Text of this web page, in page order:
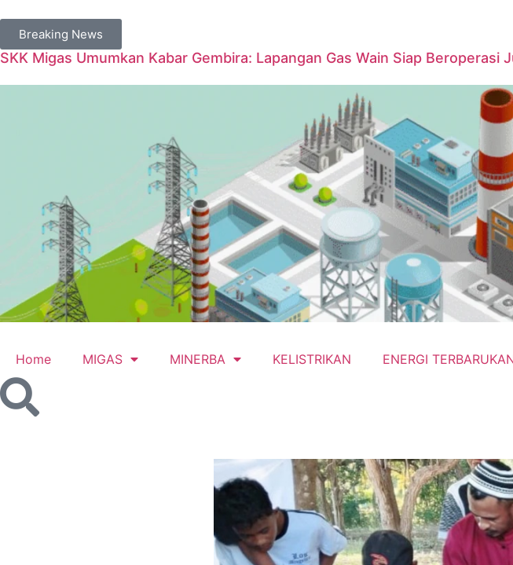
Breaking News
SKK Migas Umumkan Kabar Gembira: Lapangan Gas Wain Siap Beroperasi
Home MIGAS MINERBA KELISTRIKAN ENERGI